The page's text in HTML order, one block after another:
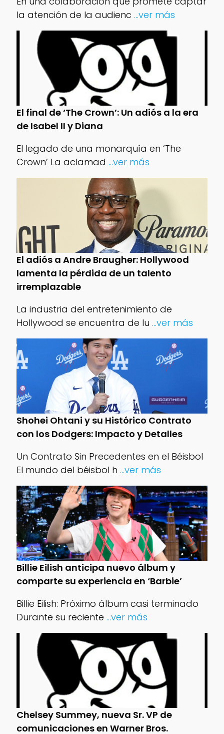
la atención de la audienc ...ver más
El final de ‘The Crown’: Un adiós a la era
de Isabel II y Diana
El legado de una monarquía en ‘The
Crown’ La aclamad ...ver más
El adiós a Andre Braugher: Hollywood
lamenta la pérdida de un talento
irremplazable
La industria del entretenimiento de
Hollywood se encuentra de lu ...ver más
Shohei Ohtani y su Histórico Contrato
con los Dodgers: Impacto y Detalles
Un Contrato Sin Precedentes en el Béisbol
El mundo del béisbol h ...ver más
Billie Eilish anticipa nuevo álbum y
comparte su experiencia en ‘Barbie’
Billie Eilish: Próximo álbum casi terminado
Durante su reciente ...ver más
Chelsey Summey, nueva Sr. VP de
comunicaciones en Warner Bros.